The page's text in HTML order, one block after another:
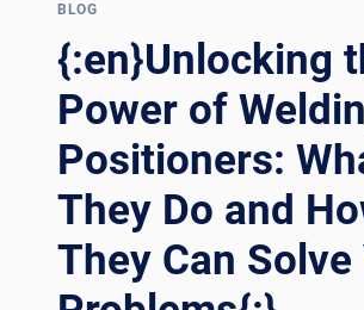
BLOG
{:en}Unlocking
Power of
Positioners:
They Do and
They Can Solve